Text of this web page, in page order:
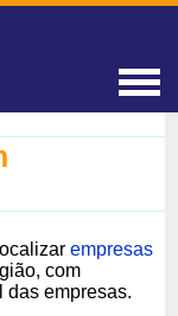
empresas
com
das empresas.